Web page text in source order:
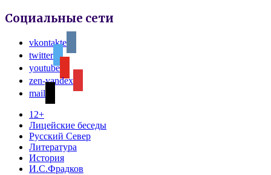
Социальные сети
vkontakte
twitter
youtube
zen-yandex
mail
12+
Лицейские беседы
Русский Север
Литература
История
И.С.Фрадков